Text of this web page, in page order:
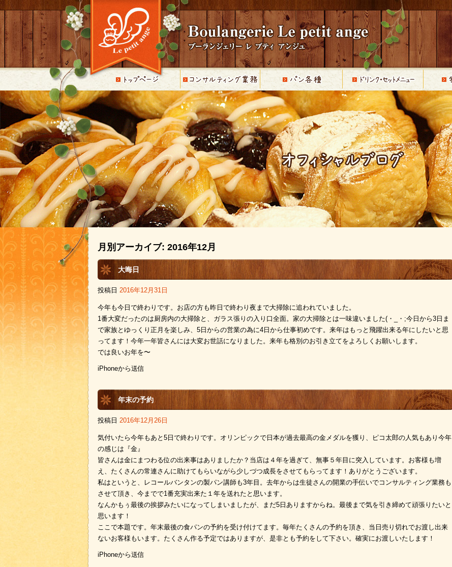
月別アーカイブ: 2016年12月
大晦日
投稿日 2016年12月31日
今年も今日で終わりです。お店の方も昨日で終わり夜まで大掃除に追われていました。
1番大変だったのは厨房内の大掃除と、ガラス張りの入り口全面。家の大掃除とは一味違いました(・_・;今日から3日ま
で家族とゆっくり正月を楽しみ、5日からの営業の為に4日から仕事初めです。来年はもっと飛躍出来る年にしたいと思
ってます！今年一年皆さんには大変お世話になりました。来年も格別のお引き立てをよろしくお願いします。
では良いお年を〜
iPhoneから送信
年末の予約
投稿日 2016年12月26日
気付いたら今年もあと5日で終わりです。オリンピックで日本が過去最高の金メダルを獲り、ピコ太郎の人気もあり今年
の感じは『金』
皆さんは金にまつわる位の出来事はありましたか？当店は４年を過ぎて、無事５年目に突入しています。お客様も増
え、たくさんの常連さんに助けてもらいながら少しづつ成長をさせてもらってます！ありがとうございます。
私はというと、レコールバンタンの製パン講師も3年目。去年からは生徒さんの開業の手伝いでコンサルティング業務も
させて頂き、今までで1番充実出来た１年を送れたと思います。
なんかもぅ最後の挨拶みたいになってしまいましたが、まだ5日ありますからね。最後まで気を引き締めて頑張りたいと
思います！
ここで本題です。年末最後の食パンの予約を受け付けてます。毎年たくさんの予約を頂き、当日売り切れでお渡し出来
ないお客様もいます。たくさん作る予定ではありますが、是非とも予約をして下さい。確実にお渡しいたします！
iPhoneから送信